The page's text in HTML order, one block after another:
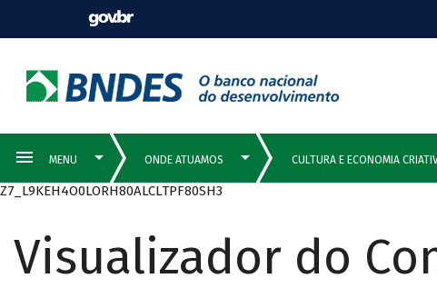
Z7_L9KEH4O0LORH80ALCLTPF80SH3
Visualizador do